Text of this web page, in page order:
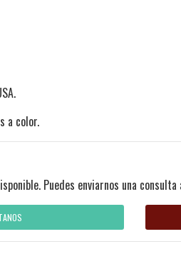
a color.
Puedes enviarnos una